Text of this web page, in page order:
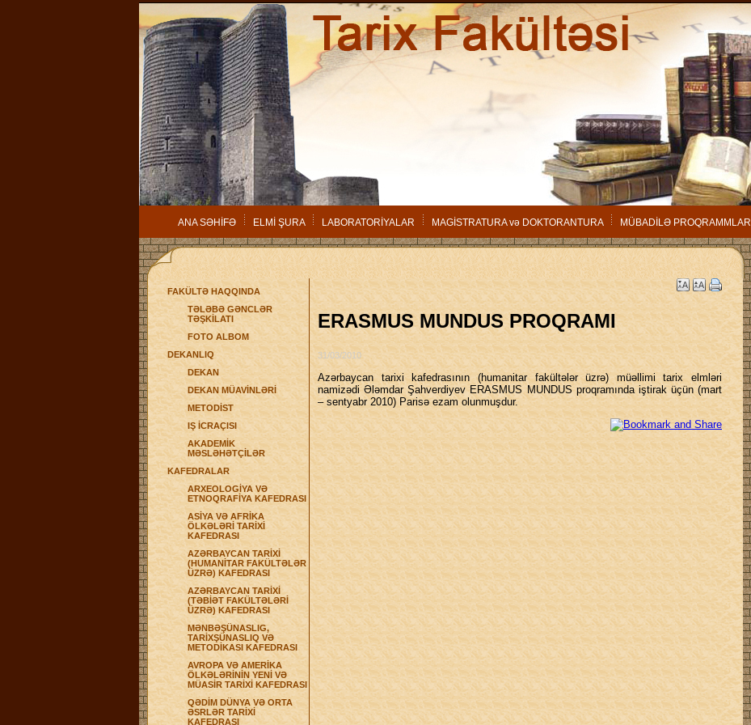
ANA SƏHİFƏ ELMİ ŞURA LABORATORİYALAR MAGİSTRATURA və DOKTORANTURA MÜBADİLƏ PROQRAMMLARI
FAKÜLTƏ HAQQINDA
TƏLƏBƏ GƏNCLƏR
TƏŞKİLATI
FOTO ALBOM
DEKANLIQ
DEKAN
DEKAN MÜAVİNLƏRİ
METODİST
IŞ İCRAÇISI
AKADEMİK
MƏSLƏHƏTÇİLƏR
KAFEDRALAR
ARXEOLOGİYA VƏ
ETNOQRAFİYA KAFEDRASI
ASİYA VƏ AFRİKA
ÖLKƏLƏRİ TARİXİ
KAFEDRASI
AZƏRBAYCAN TARİXİ
(HUMANİTAR FAKÜLTƏLƏR
ÜZRƏ) KAFEDRASI
AZƏRBAYCAN TARİXİ
(TƏBİƏT FAKÜLTƏLƏRİ
ÜZRƏ) KAFEDRASI
MƏNBƏŞÜNASLIG,
TARİXŞÜNASLIQ VƏ
METODİKASI KAFEDRASI
AVROPA VƏ AMERİKA
ÖLKƏLƏRİNİN YENİ VƏ
MÜASİR TARİXİ KAFEDRASI
QƏDİM DÜNYA VƏ ORTA
ƏSRLƏR TARİXİ
KAFEDRASI
ERASMUS MUNDUS PROQRAMI
31/03/2010
Azərbaycan tarixi kafedrasının (humanitar fakültələr üzrə) müəllimi tarix elmləri
namizədi Ələmdar Şahverdiyev ERASMUS MUNDUS proqramında iştirak üçün (mart
– sentyabr 2010) Parisə ezam olunmuşdur.